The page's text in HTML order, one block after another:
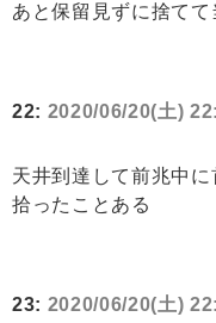
あと保留見ずに捨て
22: 2020/06/20(土)
天井到達して前兆中
拾ったことある
23: 2020/06/20(土)